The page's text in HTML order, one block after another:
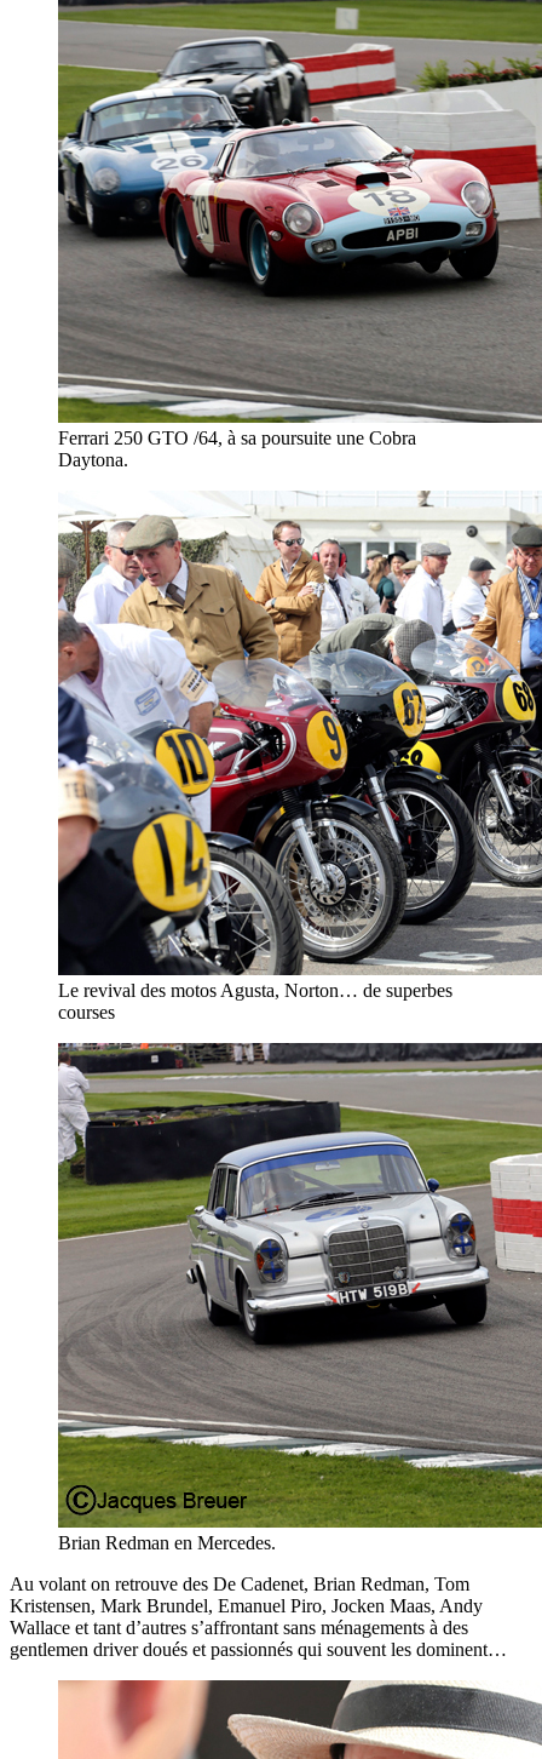
Ferrari 250 GTO /64, à sa poursuite une Cobra
Daytona.
Le revival des motos Agusta, Norton… de superbes
courses
Brian Redman en Mercedes.
Au volant on retrouve des De Cadenet, Brian Redman, Tom
Kristensen, Mark Brundel, Emanuel Piro, Jocken Maas, Andy
Wallace et tant d’autres s’affrontant sans ménagements à des
gentlemen driver doués et passionnés qui souvent les dominent…